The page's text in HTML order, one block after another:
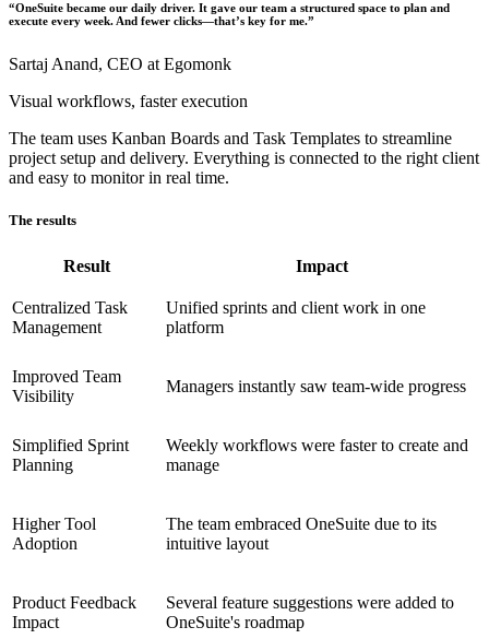
“OneSuite became our daily driver. It gave our team a structured space to plan and
execute every week. And fewer clicks—that’s key for me.”
Sartaj Anand, CEO at Egomonk
Visual workflows, faster execution
The team uses Kanban Boards and Task Templates to streamline
project setup and delivery. Everything is connected to the right client
and easy to monitor in real time.
The results
Result Impact
Centralized Task
Management
Unified sprints and client work in one
platform
Improved Team
Visibility
Managers instantly saw team-wide progress
Simplified Sprint
Planning
Weekly workflows were faster to create and
manage
Higher Tool
Adoption
The team embraced OneSuite due to its
intuitive layout
Product Feedback
Impact
Several feature suggestions were added to
OneSuite's roadmap